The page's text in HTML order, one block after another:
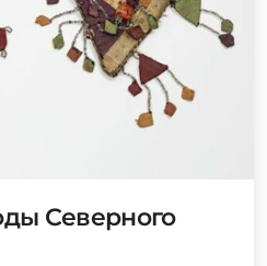
Северного